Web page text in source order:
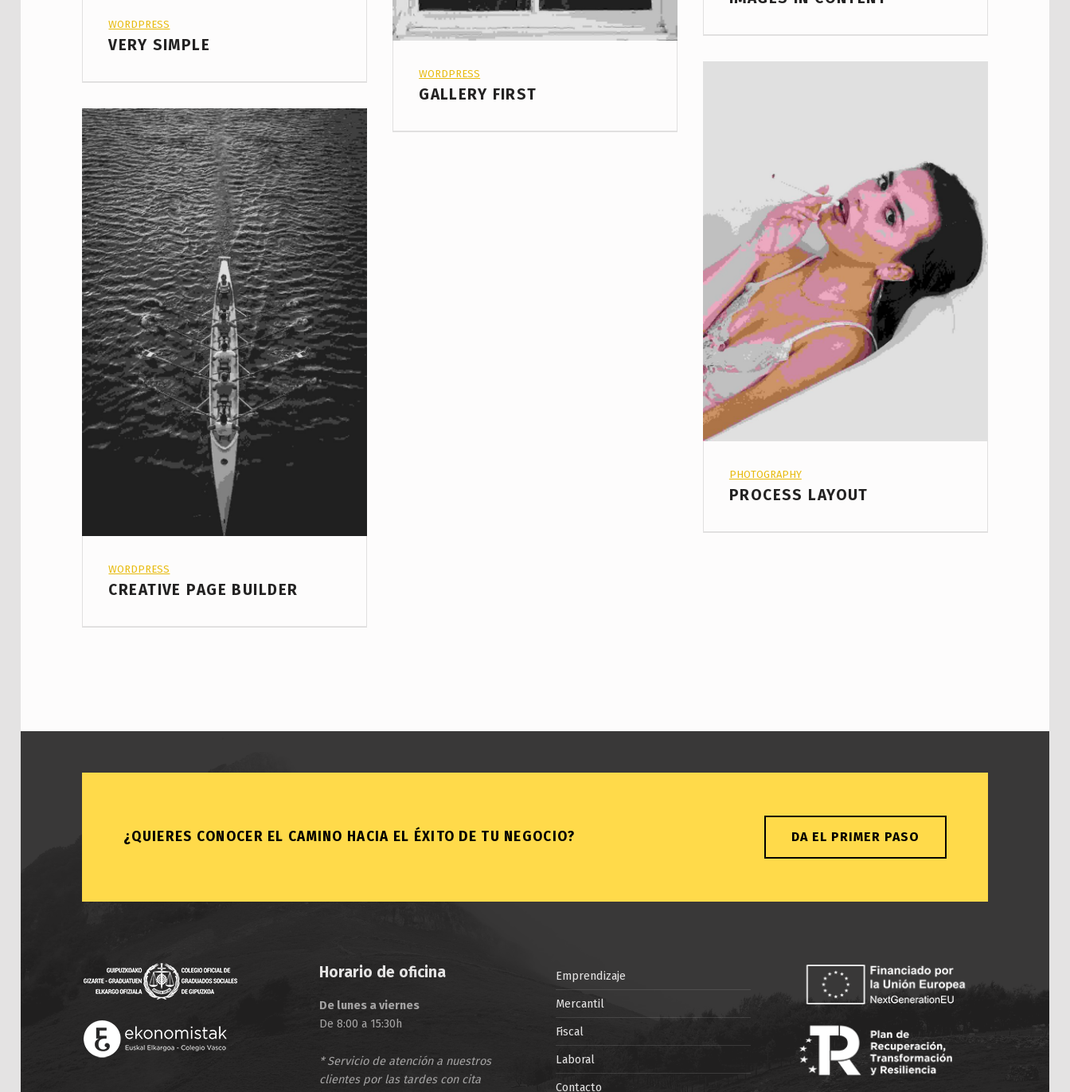
PROJECT CATEGORY:
WORDPRESS
VERY SIMPLE
PROJECT CATEGORY:
WORDPRESS
GALLERY FIRST
PHOTOGRAPHY
PROCESS LAYOUT
PROJECT CATEGORY:
WORDPRESS
CREATIVE PAGE BUILDER
¿QUIERES CONOCER EL CAMINO HACIA EL ÉXITO DE TU NEGOCIO? DA EL PRIMER PASO
Horario de oficina
De lunes a viernes
De 8:00 a 15:30h
* Servicio de atención a nuestros
clientes por las tardes con cita
Emprendizaje
Mercantil
Fiscal
Laboral
Contacto